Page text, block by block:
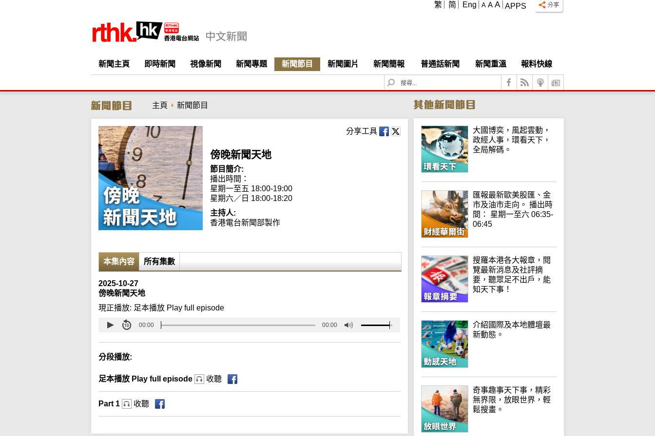
APPS
A A A
繁 简 Eng
新聞主頁 即時新聞 視像新聞 新聞專題 新聞節目 新聞圖片 新聞簡報 普通話新聞 新聞重溫
報料快線
S
e
c
h
主頁 新聞節目
分享工具
傍晚新聞天地
節目簡介:
播出時間：
星期一至五 18:00-19:00
星期六／日 18:00-18:20
主持人:
香港電台新聞部製作
本集內容 所有集數
2025-10-27
傍晚新聞天地
現正播放: 足本播放 Play full episode
00:00 00:00
分段播放:
足本播放 Play full episode 收聽
Part 1 收聽
大國博奕，風起雲動，
政經人事，環看天下，
全局解碼。
匯報最新歐美股匯、金
市及油市走向。 播出時
間： 星期一至六 06:35-
06:45
搜羅本港各大報章，閱
覽最新消息及社評摘
要，聽眾足不出戶，能
知天下事！
介紹國際及本地體壇最
新動態。
奇事趣事天下事，精彩
無界限，放眼世界，輕
鬆搜畫。